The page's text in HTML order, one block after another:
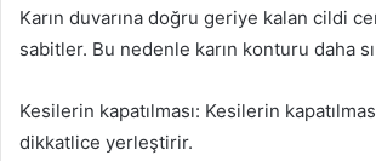
Karın duvarına doğru geriye kalan cildi
sabitler. Bu nedenle karın konturu daha
Kesilerin kapatılması: Kesilerin
dikkatlice yerleştirir.